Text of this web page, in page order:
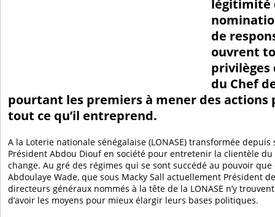
légitimité
de
ouvrent
privilèges
du Chef
pourtant les premiers à mener des actions
tout ce qu’il entreprend.
A la Loterie nationale sénégalaise (LONASE) transformée
Président Abdou Diouf en société pour entretenir la clientèle
change. Au gré des régimes qui se sont succédé au pouvoir que
Abdoulaye Wade, que sous Macky Sall actuellement Président
directeurs généraux nommés à la tête de la LONASE n’y
d’avoir les moyens pour mieux élargir leurs bases politiques.